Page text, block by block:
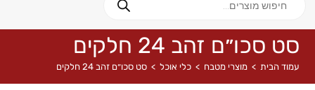
סט סכו״ם זהב 24 חלקים
עמוד הבית > מוצרי מטבח > כלי אוכל > סט סכו״ם זהב 24 חלקים